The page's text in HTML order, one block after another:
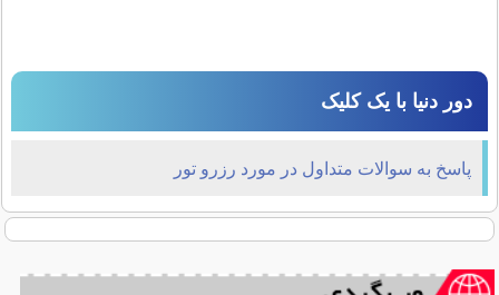
دور دنیا با یک کلیک
پاسخ به سوالات متداول در مورد رزرو تور